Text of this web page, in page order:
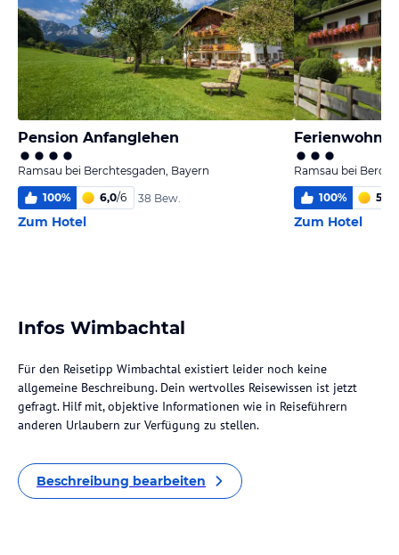
Pension Anfanglehen
Ramsau bei Berchtesgaden, Bayern
100% 6,0/6 38 Bew.
Zum Hotel
Ramsau bei
100% 5,6
Zum Hotel
Infos Wimbachtal
Für den Reisetipp Wimbachtal existiert leider noch keine
allgemeine Beschreibung. Dein wertvolles Reisewissen ist jetzt
gefragt. Hilf mit, objektive Informationen wie in Reiseführern
anderen Urlaubern zur Verfügung zu stellen.
Beschreibung bearbeiten